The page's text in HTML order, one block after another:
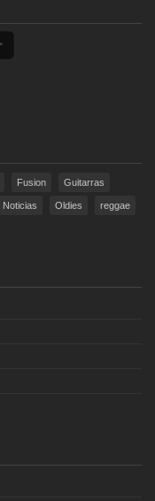
Fusion Guitarras
Noticias Oldies reggae